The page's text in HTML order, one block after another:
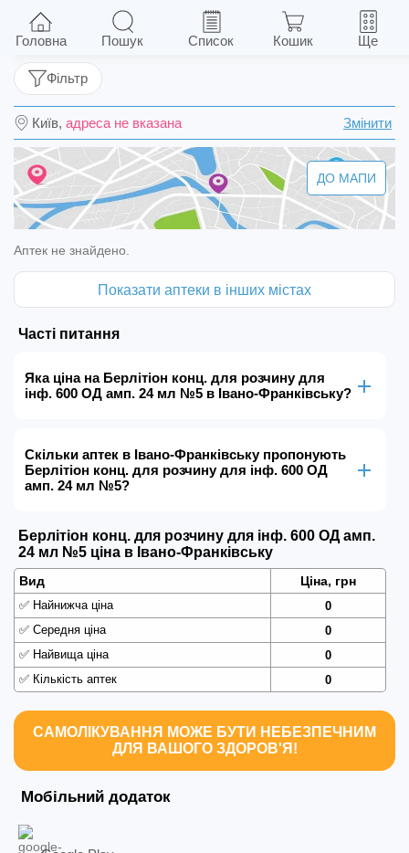
Берлітіон конц. для розчину для інф. 600 ОД
амп. 24 мл №5
Київ, адреса не вказана Змінити
Фільтр
ДО МАПИ
Аптек не знайдено.
Показати аптеки в інших містах
Часті питання
Яка ціна на Берлітіон конц. для розчину для
інф. 600 ОД амп. 24 мл №5 в Івано-Франківську?
Скільки аптек в Івано-Франківську пропонують
Берлітіон конц. для розчину для інф. 600 ОД
амп. 24 мл №5?
Берлітіон конц. для розчину для інф. 600 ОД амп.
24 мл №5 ціна в Івано-Франківську
Вид Ціна, грн
✅ Найнижча ціна
0
✅ Середня ціна
0
✅ Найвища ціна
0
✅ Кількість аптек 0
САМОЛІКУВАННЯ МОЖЕ БУТИ НЕБЕЗПЕЧНИМ
ДЛЯ ВАШОГО ЗДОРОВ'Я!
Мобільний додаток
Головна Пошук Список Кошик Ще